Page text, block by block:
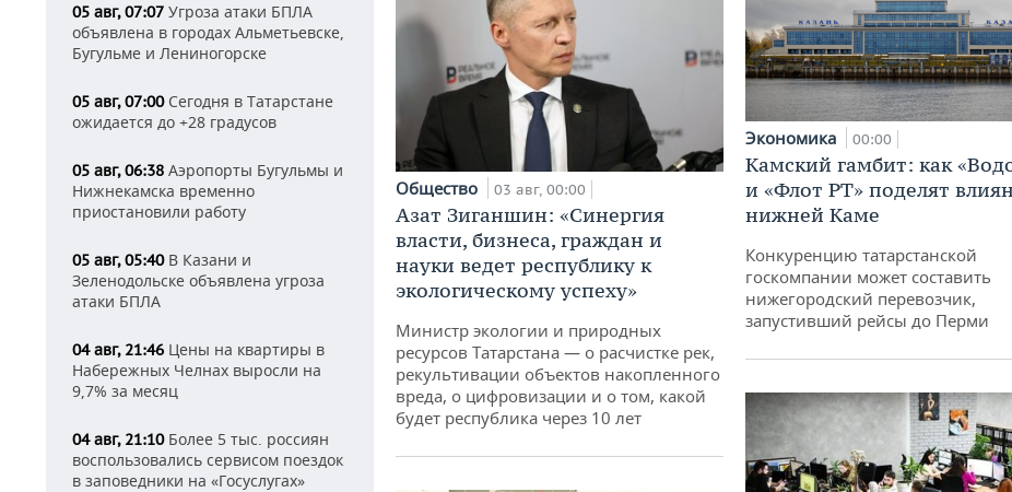
05 авг, 07:07 Угроза атаки БПЛА
объявлена в городах Альметьевске,
Бугульме и Лениногорске
05 авг, 07:00Сегодня в Татарстане
ожидается до +28 градусов
05 авг, 06:38 Аэропорты Бугульмы и
Нижнекамска временно
приостановили работу
05 авг, 05:40В Казани и
Зеленодольске объявлена угроза
атаки БПЛА
04 авг, 21:46 Цены на квартиры в
Набережных Челнах выросли на
9,7% за месяц
04 авг, 21:10Более 5 тыс. россиян
воспользовались сервисом поездок
в заповедники на «Госуслугах»
Общество 03 авг, 00:00
Азат Зиганшин: «Синергия
власти, бизнеса, граждан и
науки ведет республику к
экологическому успеху»
Министр экологии и природных
ресурсов Татарстана — о расчистке рек,
рекультивации объектов накопленного
вреда, о цифровизации и о том, какой
будет республика через 10 лет
Экономика 00:00
Камский гамбит: как
и «Флот РТ» поделят
нижней Каме
Конкуренцию татарстанской
госкомпании может составить
нижегородский перевозчик,
запустивший рейсы до Перми